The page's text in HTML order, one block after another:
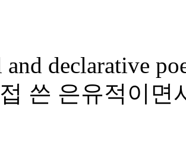
declarative
쓴 은유적이면